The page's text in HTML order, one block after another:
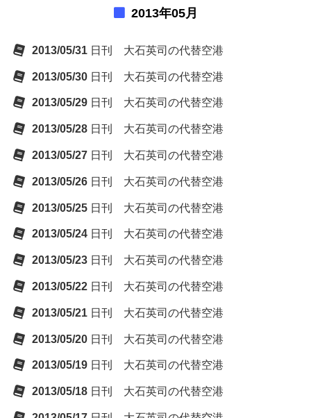
2013年05月
2013/05/31 日刊 大石英司の代替空港
2013/05/30 日刊 大石英司の代替空港
2013/05/29 日刊 大石英司の代替空港
2013/05/28 日刊 大石英司の代替空港
2013/05/27 日刊 大石英司の代替空港
2013/05/26 日刊 大石英司の代替空港
2013/05/25 日刊 大石英司の代替空港
2013/05/24 日刊 大石英司の代替空港
2013/05/23 日刊 大石英司の代替空港
2013/05/22 日刊 大石英司の代替空港
2013/05/21 日刊 大石英司の代替空港
2013/05/20 日刊 大石英司の代替空港
2013/05/19 日刊 大石英司の代替空港
2013/05/18 日刊 大石英司の代替空港